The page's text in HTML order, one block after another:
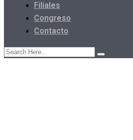
Filiales
Congreso
Contacto